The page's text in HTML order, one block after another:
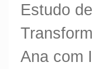
Estudo
Ana com